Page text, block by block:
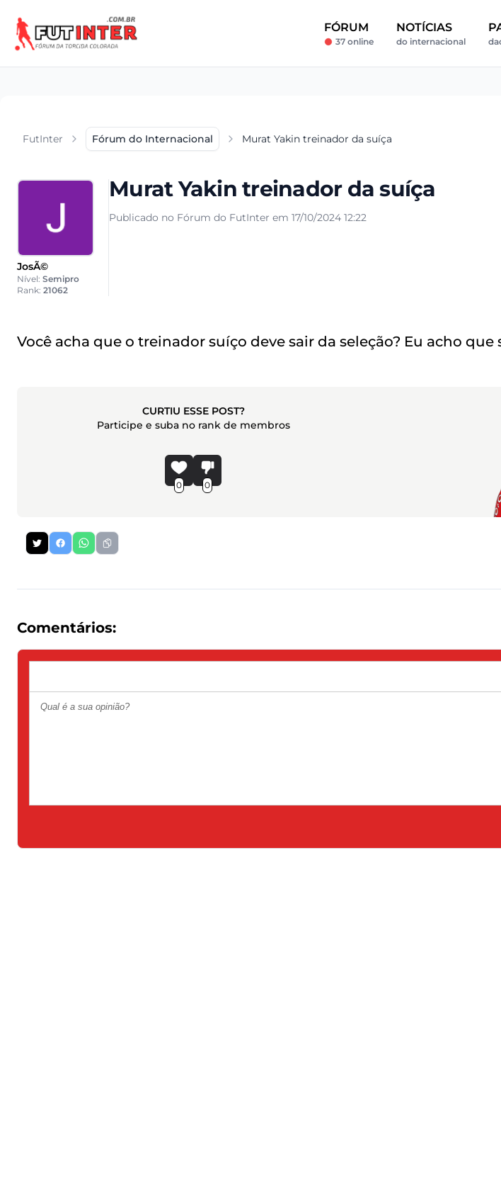
FÓRUM
37 online
NOTÍCIAS
do internacional
FutInter Fórum do Internacional Murat Yakin treinador da suíça
JosÃ©
Nível: Semipro
Rank: 21062
Murat Yakin treinador da suíça
Publicado no Fórum do FutInter em 17/10/2024 12:22
Você acha que o treinador suíço deve sair da seleção? Eu acho que
CURTIU ESSE POST?
Participe e suba no rank de membros
0 0
Comentários: